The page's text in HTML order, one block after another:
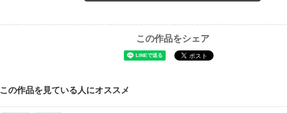
この作品をシェア
この作品を見ている人にオススメ